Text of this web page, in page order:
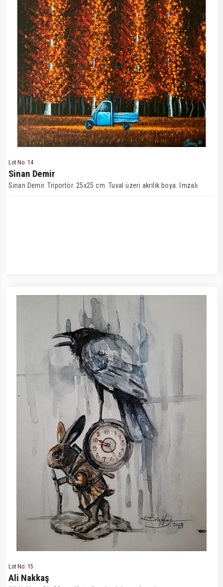
Lot No: 14
Sinan Demir
Sinan Demir. Triportör. 25x25 cm. Tuval üzeri akrilik boya. İmzalı.
Lot No: 15
Ali Nakkaş